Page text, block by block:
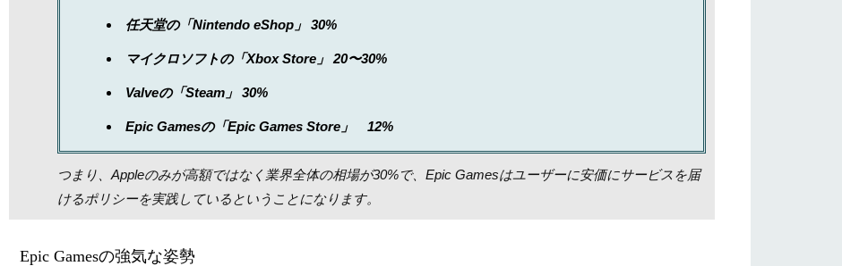
任天堂の「Nintendo eShop」 30%
マイクロソフトの「Xbox Store」 20〜30%
Valveの「Steam」 30%
Epic Gamesの「Epic Games Store」 12%
つまり、Appleのみが高額ではなく業界全体の相場が30%で、Epic Gamesはユーザーに安価にサービスを届
けるポリシーを実践しているということになります。
Epic Gamesの強気な姿勢